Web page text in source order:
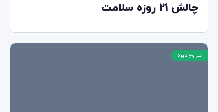
چالش 21 روزه سلامت
شروع دوره